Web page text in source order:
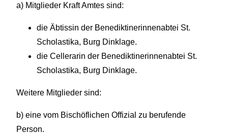
a) Mitglieder Kraft Amtes sind:
die Äbtissin der Benediktinerinnenabtei St.
Scholastika, Burg Dinklage.
die Cellerarin der Benediktinerinnenabtei St.
Scholastika, Burg Dinklage.
Weitere Mitglieder sind:
b) eine vom Bischöflichen Offizial zu berufende
Person.